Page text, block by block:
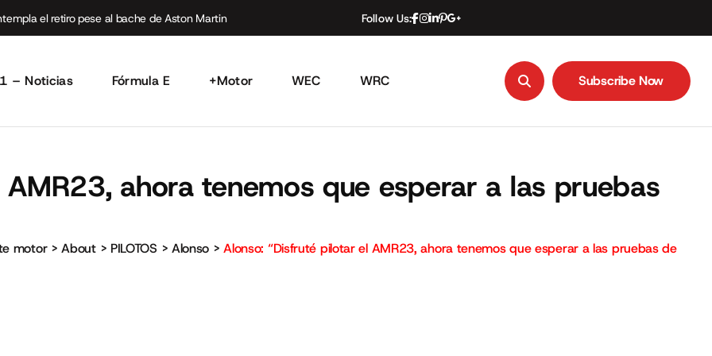
el retiro pese al bache de Aston Martin Follow Us:
– Noticias Fórmula E +Motor WEC WRC Subscribe Now
ahora tenemos que esperar a las pruebas
motor>About> PILOTOS > Alonso >Alonso: “Disfruté pilotar el AMR23, ahora tenemos que esperar a las pruebas de